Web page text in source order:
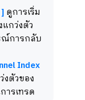
ดูการเริ่ม
กว่งตัว
ณ์การกลับ
Index
ตัวของ
ารเทรด